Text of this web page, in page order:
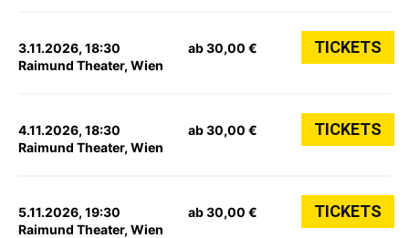
3.11.2026, 18:30
Raimund Theater, Wien
ab 30,00 € TICKETS
4.11.2026, 18:30
Raimund Theater, Wien
ab 30,00 € TICKETS
5.11.2026, 19:30
Raimund Theater, Wien
ab 30,00 € TICKETS